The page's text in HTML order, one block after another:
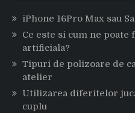
iPhone 16Pro Max sau
Ce este si cum ne
artificiala?
Tipuri de polizoare de
atelier
Utilizarea diferitelor
cuplu